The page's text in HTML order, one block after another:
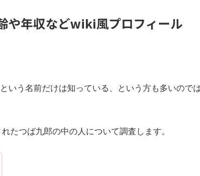
や年収などwiki風プロフィール
いう名前だけは知っている、という方も多いので
たつば九郎の中の人について調査します。